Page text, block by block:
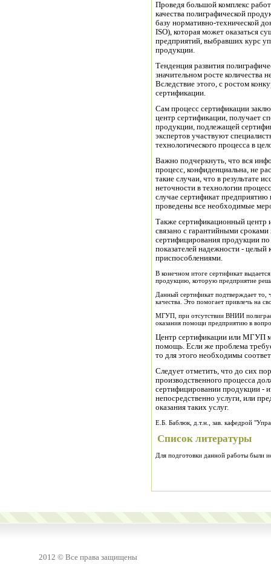
Проведя большой комплекс
качества полиграфической
базу нормативно-технической
ISO), которая может оказаться
предприятий, выбравших курс
продукции.
Тенденция развития
значительном росте количества
Вследствие этого, с ростом
сертификации.
Сам процесс сертификации
центр сертификации, получает
продукции, подлежащей
экспертов участвуют
технологического процесса в
Важно подчеркнуть, что вся
процесс, конфиденциальна, не
такие случаи, что в результате
неточности в технологии
случае сертификат предприятию
проведены все необходимые
Также сертификационный центр
связано с гарантийными
сертифицирования продукции
показателей надежности -
приспособлениями.
В конечном итоге сертификат
продукцию, которую предприятие
Данный сертификат подтверждает то,
качества. Это помогает привлечь на
МГУП, при отсутствии ВНИИ
оказания помощи предприятию в
Центр сертификации или МГУП
помощь. Если же проблема
то для этого необходимы
Следует отметить, что до сих
производственного процесса
сертифицировании продукции -
непосредственно услуги, или
оказания таких услуг.
Е.Б. Баблюк, д.т.н., зав. кафедрой
Список литературы
Для подготовки данной работы были
2012 © Все права защищены